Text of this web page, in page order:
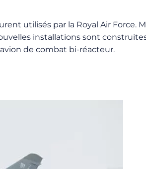
utilisés par la Royal Air Force.
installations sont construites
de combat bi-réacteur.